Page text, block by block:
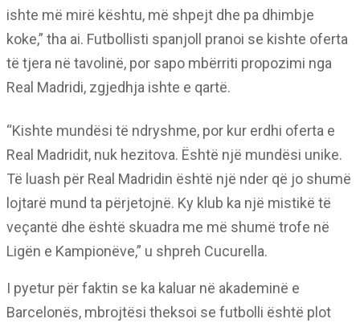
ishte më mirë kështu, më shpejt dhe pa dhimbje
koke,” tha ai. Futbollisti spanjoll pranoi se kishte oferta
të tjera në tavolinë, por sapo mbërriti propozimi nga
Real Madridi, zgjedhja ishte e qartë.
“Kishte mundësi të ndryshme, por kur erdhi oferta e
Real Madridit, nuk hezitova. Është një mundësi unike.
Të luash për Real Madridin është një nder që jo shumë
lojtarë mund ta përjetojnë. Ky klub ka një mistikë të
veçantë dhe është skuadra me më shumë trofe në
Ligën e Kampionëve,” u shpreh Cucurella.
I pyetur për faktin se ka kaluar në akademinë e
Barcelonës, mbrojtësi theksoi se futbolli është plot